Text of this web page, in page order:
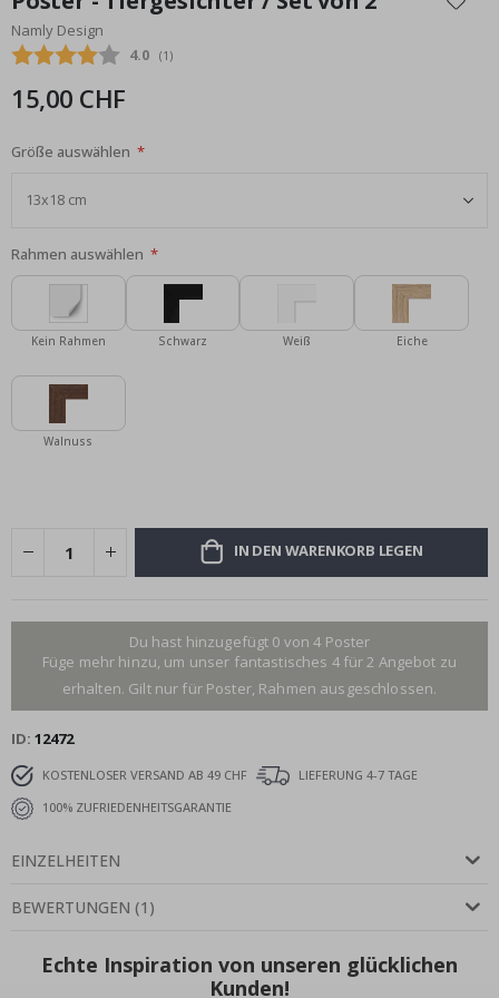
der
Bildgalerie
springen
Namly Design
Durchschnittliche Bewertung:
4.0 (abgegebene bewertungen:
1 )
15,00 CHF
Größe auswählen
Rahmen auswählen
Kein Rahmen Schwarz Weiß Eiche
Walnuss
IN DEN WARENKORB LEGEN
Du hast hinzugefügt 0 von 4 Poster
Füge mehr hinzu, um unser fantastisches 4 für 2 Angebot zu
erhalten. Gilt nur für Poster, Rahmen ausgeschlossen.
ID 12472
KOSTENLOSER VERSAND AB 49 CHF
LIEFERUNG 4-7 TAGE
100% ZUFRIEDENHEITSGARANTIE
EINZELHEITEN
BEWERTUNGEN (1 )
Echte Inspiration von unseren glücklichen
Kunden!